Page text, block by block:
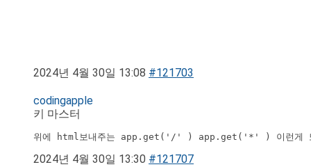
2024년 4월 30일 13:08 #121703
codingapple
키 마스터
위에 html보내주는 app.get('/' ) app.get('*' ) 이런게 또
2024년 4월 30일 13:30 #121707